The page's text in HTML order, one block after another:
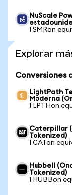
NuScale
1 SMRon
Explorar
Conversiones
LightPath
Moderna
1 LPTHon
Caterpillar
Tokenized)
1 CATon
Hubbell
Tokenized)
1 HUBBon